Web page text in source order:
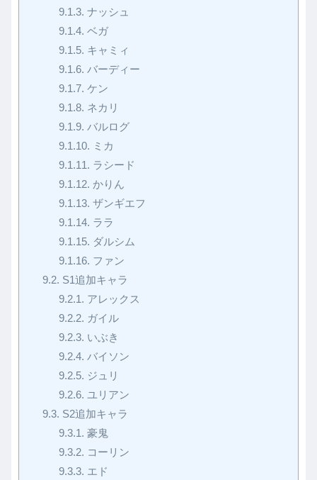
9.1.3. ナッシュ
9.1.4. ベガ
9.1.5. キャミィ
9.1.6. バーディー
9.1.7. ケン
9.1.8. ネカリ
9.1.9. バルログ
9.1.10. ミカ
9.1.11. ラシード
9.1.12. かりん
9.1.13. ザンギエフ
9.1.14. ララ
9.1.15. ダルシム
9.1.16. ファン
9.2. S1追加キャラ
9.2.1. アレックス
9.2.2. ガイル
9.2.3. いぶき
9.2.4. バイソン
9.2.5. ジュリ
9.2.6. ユリアン
9.3. S2追加キャラ
9.3.1. 豪鬼
9.3.2. コーリン
9.3.3. エド